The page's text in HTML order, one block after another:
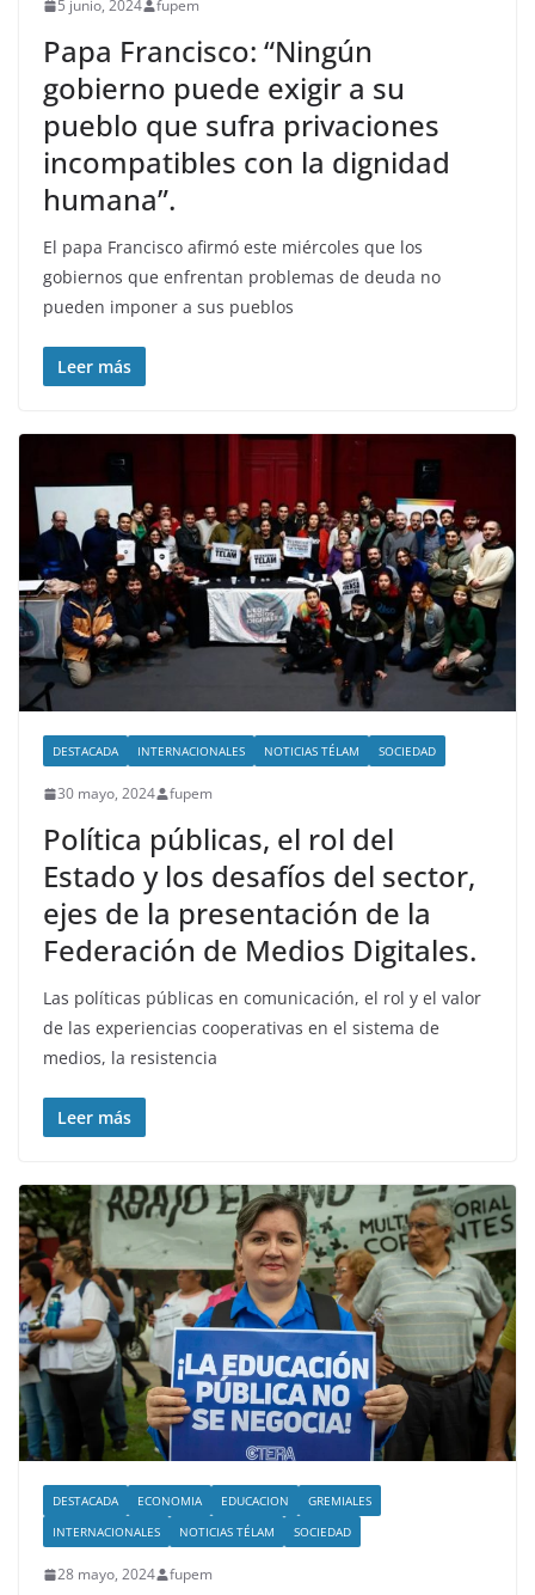
5 junio, 2024 fupem
Papa Francisco: “Ningún
gobierno puede exigir a su
pueblo que sufra privaciones
incompatibles con la dignidad
humana”.
El papa Francisco afirmó este miércoles que los
gobiernos que enfrentan problemas de deuda no
pueden imponer a sus pueblos
Leer más
DESTACADA INTERNACIONALES NOTICIAS TÉLAM SOCIEDAD
30 mayo, 2024 fupem
Política públicas, el rol del
Estado y los desafíos del sector,
ejes de la presentación de la
Federación de Medios Digitales.
Las políticas públicas en comunicación, el rol y el valor
de las experiencias cooperativas en el sistema de
medios, la resistencia
Leer más
DESTACADA ECONOMIA EDUCACION
GREMIALES
INTERNACIONALES
NOTICIAS TÉLAM SOCIEDAD
28 mayo, 2024 fupem